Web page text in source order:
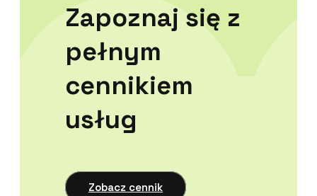
Zapoznaj się z
pełnym
cennikiem
usług
Zobacz cennik